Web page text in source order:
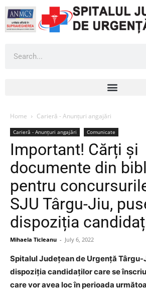
Home Carieră - Anunțuri angajări
Carieră - Anunțuri angajări Comunicate
Important! Cărți și
documente din
pentru
SJU Târgu-Jiu,
dispoziția
Mihaela Ticleanu - July 6, 2022
Spitalul Județean de Urgență Târgu-
dispoziția candidaților care se
care vor avea loc în perioada